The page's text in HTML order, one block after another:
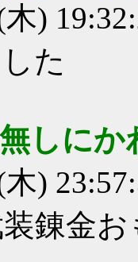
)
た
しに
)
錬金